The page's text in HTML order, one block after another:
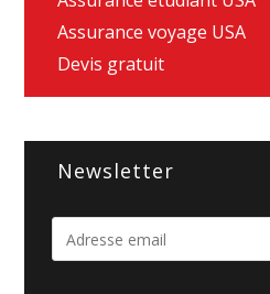
Assurance voyage USA
Devis gratuit
Newsletter